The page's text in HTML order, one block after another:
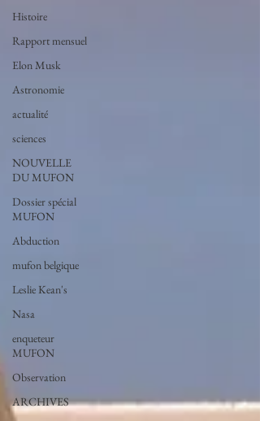
Histoire
Rapport mensuel
Elon Musk
Astronomie
actualité
sciences
NOUVELLE
DU MUFON
Dossier spécial
MUFON
Abduction
mufon belgique
Leslie Kean's
Nasa
enqueteur
MUFON
Observation
ARCHIVES